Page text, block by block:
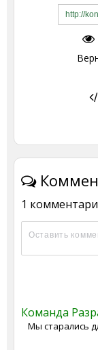
1
Команда
Мы старались